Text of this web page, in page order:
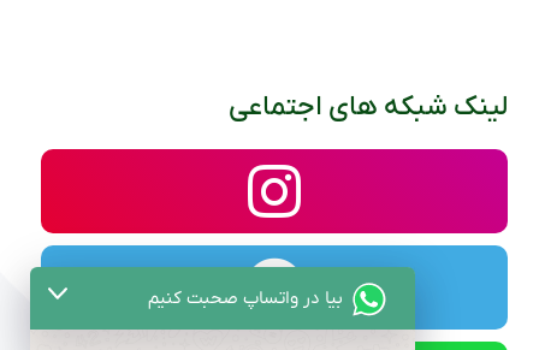
لینک شبکه های اجتماعی
بیا در واتساپ صحبت کنیم